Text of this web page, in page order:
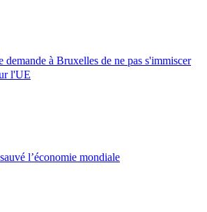
à Bruxelles de ne pas s'immiscer
l'UE
l’économie mondiale